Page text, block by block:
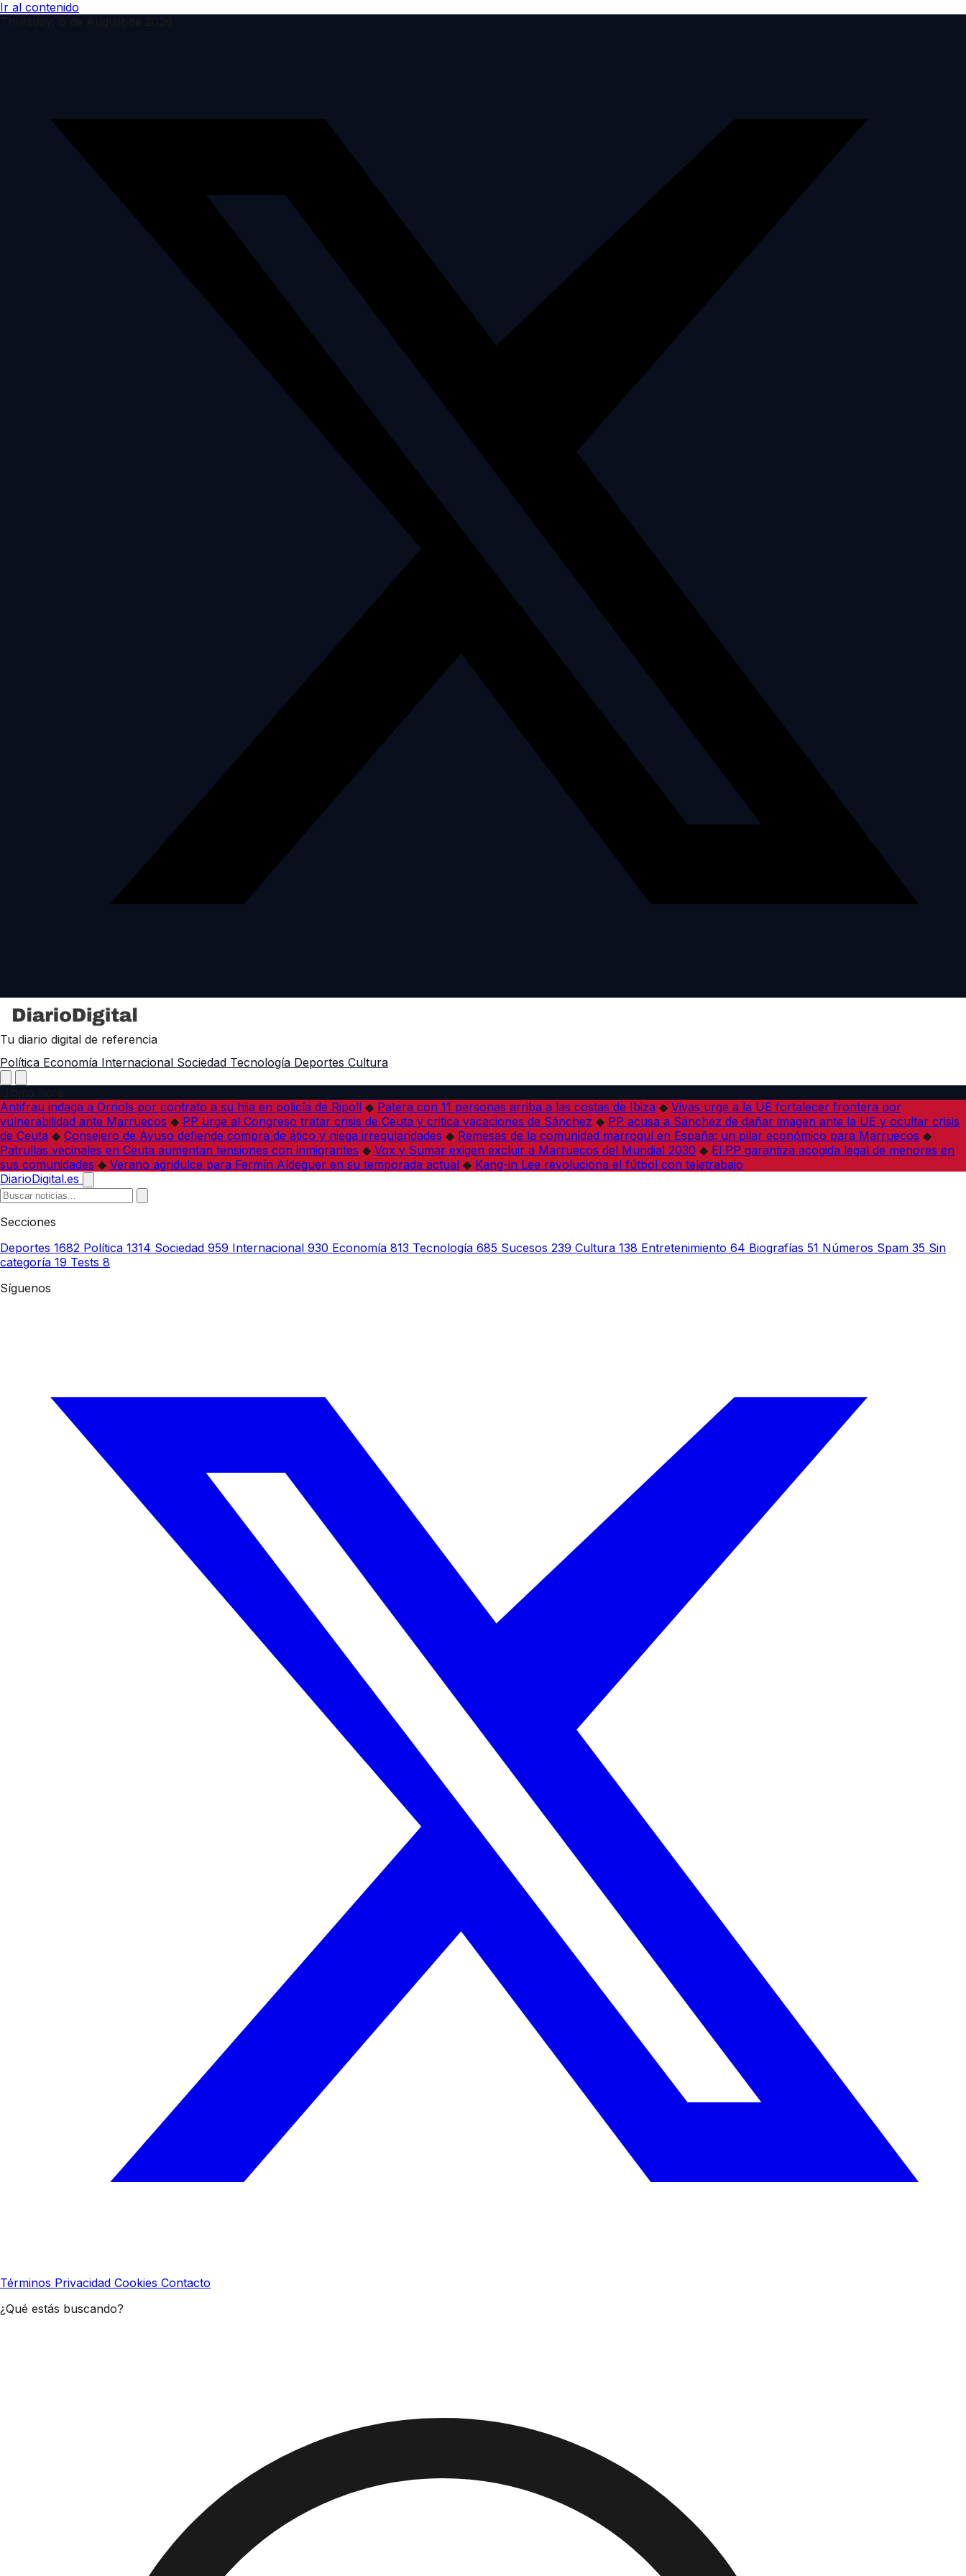
Ir al contenido
Tu diario digital de referencia
Política Economía Internacional Sociedad Tecnología Deportes Cultura
Antifrau indaga a Orriols por contrato a su hija en policía de Ripoll ◆ Patera con 11 personas arriba a las costas de Ibiza ◆ Vivas urge a la UE fortalecer frontera por
vulnerabilidad ante Marruecos ◆ PP urge al Congreso tratar crisis de Ceuta y critica vacaciones de Sánchez ◆ PP acusa a Sánchez de dañar imagen ante la UE y ocultar crisis
de Ceuta ◆ Consejero de Ayuso defiende compra de ático y niega irregularidades ◆ Remesas de la comunidad marroquí en España: un pilar económico para Marruecos ◆
Patrullas vecinales en Ceuta aumentan tensiones con inmigrantes ◆ Vox y Sumar exigen excluir a Marruecos del Mundial 2030 ◆ El PP garantiza acogida legal de menores en
sus comunidades ◆ Verano agridulce para Fermín Aldeguer en su temporada actual ◆ Kang-in Lee revoluciona el fútbol con teletrabajo
DiarioDigital.es
Secciones
Deportes 1682 Política 1314 Sociedad 959 Internacional 930 Economía 813 Tecnología 685 Sucesos 239 Cultura 138 Entretenimiento 64 Biografías 51 Números Spam 35 Sin
categoría 19 Tests 8
Síguenos
Términos Privacidad Cookies Contacto
¿Qué estás buscando?